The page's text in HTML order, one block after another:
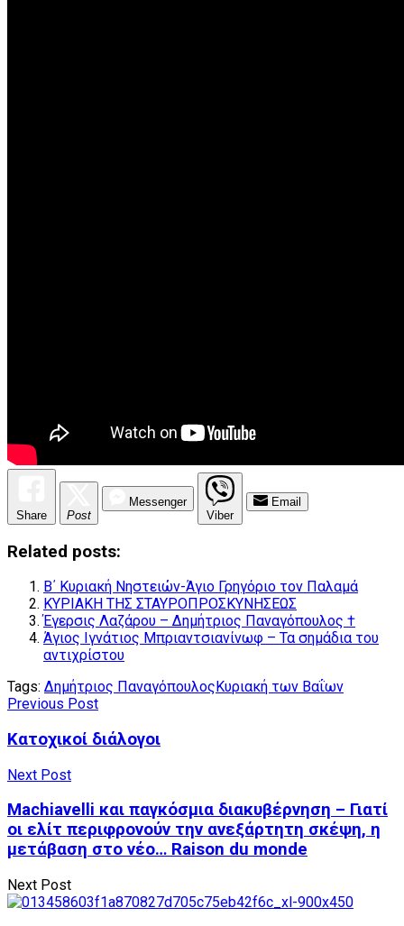
Share Post
Messenger
Viber
Email
Related posts:
Β΄ Κυριακή Νηστειών-Άγιο Γρηγόριο τον Παλαμά
ΚΥΡΙΑΚΗ ΤΗΣ ΣΤΑΥΡΟΠΡΟΣΚΥΝΗΣΕΩΣ
Έγερσις Λαζάρου – Δημήτριος Παναγόπουλος †
Άγιος Ιγνάτιος Μπριαντσιανίνωφ – Τα σημάδια του
αντιχρίστου
Tags: Δημήτριος Παναγόπουλος Κυριακή των Βαΐων
Previous Post
Κατοχικοί διάλογοι
Next Post
Machiavelli και παγκόσμια διακυβέρνηση – Γιατί
οι ελίτ περιφρονούν την ανεξάρτητη σκέψη, η
μετάβαση στο νέο… Raison du monde
Next Post